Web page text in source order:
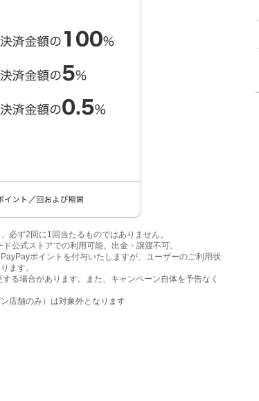
ず2回に1回当たるものではありません。
公式ストアでの利用可能。出金・譲渡不可。
ポイントを付与いたしますが、ユーザーのご利用状
ます。
る場合があります。また、キャンペーン自体を予告なく
店舗のみ）は対象外となります